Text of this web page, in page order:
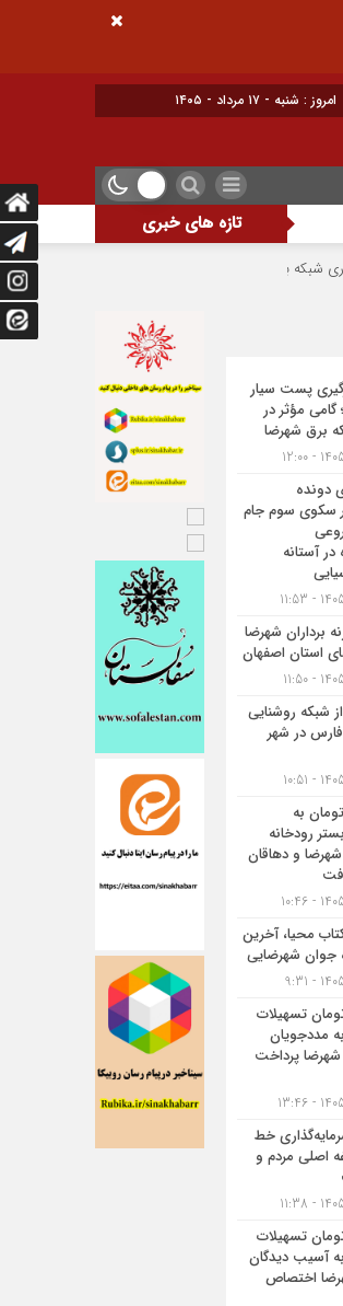
امروز : شنبه - ۱۷ مرداد - ۱۴۰۵
تازه های خبری
شهرضا حسین نوری دونده شهرضایی بر سکوی سوم
پست سیار
مؤثر در
برق شهرضا
دونده
سکوی سوم جام
در آستانه
برداران شهرضا
استان اصفهان
شبکه روشنایی
فارس در شهر
تومان به
رودخانه
و دهاقان
محیا، آخرین
جوان شهرضایی
تومان تسهیلات
مددجویان
شهرضا پرداخت
خط
اصلی مردم و
تومان تسهیلات
آسیب دیدگان
اختصاص